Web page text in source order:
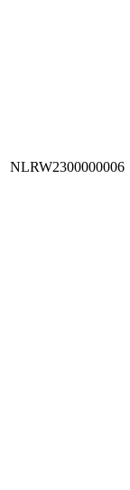
NLRW2300000006